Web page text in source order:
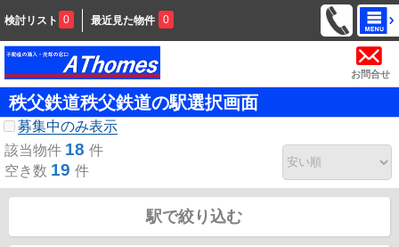
検討リスト 0 最近見た物件 0
お問合せ
秩父鉄道秩父鉄道の駅選択画面
募集中のみ表示
該当物件 18 件
空き数 19 件
駅で絞り込む